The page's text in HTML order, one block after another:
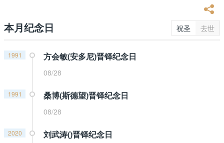
本月纪念日 祝圣 去世
1991 方会敏(安多尼)晋铎纪念日
08/28
1991 桑博(斯德望)晋铎纪念日
08/28
2020 刘武涛()晋铎纪念日